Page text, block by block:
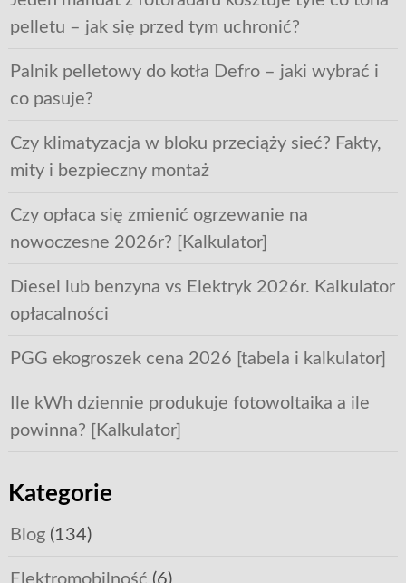
pelletu – jak się przed tym uchronić?
Palnik pelletowy do kotła Defro – jaki wybrać i
co pasuje?
Czy klimatyzacja w bloku przeciąży sieć? Fakty,
mity i bezpieczny montaż
Czy opłaca się zmienić ogrzewanie na
nowoczesne 2026r? [Kalkulator]
Diesel lub benzyna vs Elektryk 2026r. Kalkulator
opłacalności
PGG ekogroszek cena 2026 [tabela i kalkulator]
Ile kWh dziennie produkuje fotowoltaika a ile
powinna? [Kalkulator]
Kategorie
Blog(134)
Elektromobilność (6)